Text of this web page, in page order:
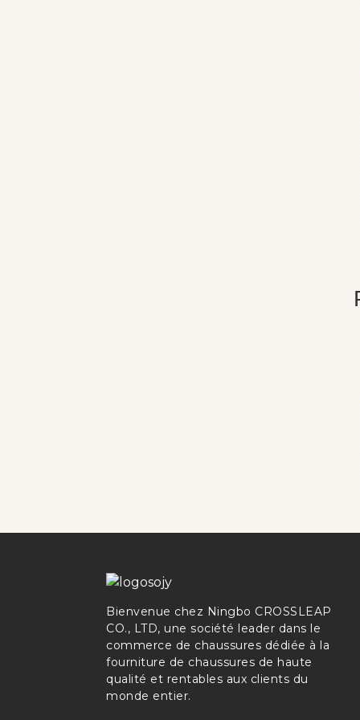
Bienvenue chez Ningbo CROSSLEAP
CO., LTD, une société leader dans le
commerce de chaussures dédiée à la
fourniture de chaussures de haute
qualité et rentables aux clients du
monde entier.